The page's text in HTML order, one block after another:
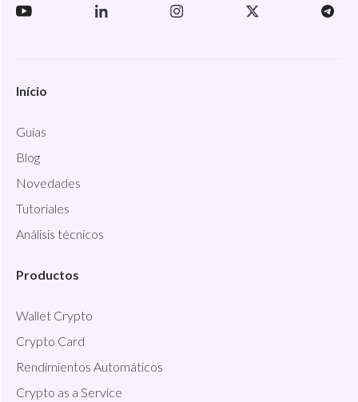
Início
Guías
Blog
Novedades
Tutoriales
Análisis técnicos
Productos
Wallet Crypto
Crypto Card
Rendimientos Automáticos
Crypto as a Service